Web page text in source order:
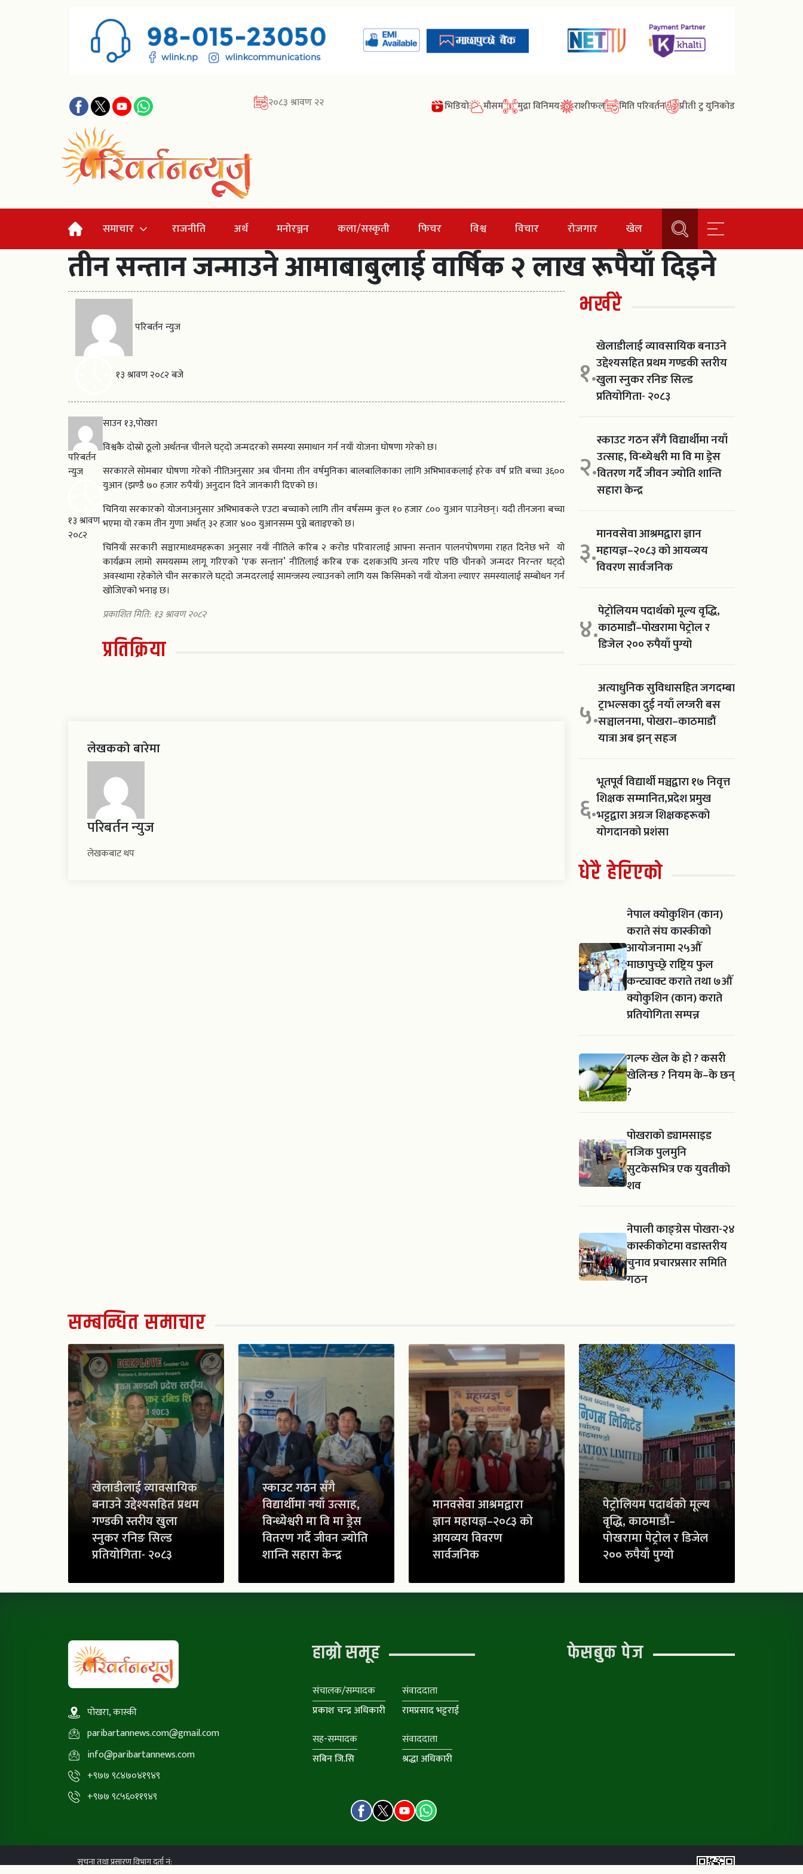
२०८३ श्रावण २२ भिडियो मौसम मुद्रा विनिमय राशीफल मिति परिवर्तन प्रीती टु युनिकोड
समाचार राजनीति अर्थ मनोरञ्जन कला/सस्कृती फिचर विश्व विचार रोजगार खेल
तीन सन्तान जन्माउने आमाबाबुलाई वार्षिक २ लाख रूपैयाँ दिइने
परिबर्तन न्युज
१३ श्रावण २०८२ बजे
परिबर्तन
न्युज
१३ श्रावण
२०८२
साउन १३,पोखरा
विश्वकै दोस्रो ठूलो अर्थतन्त्र चीनले घट्दो जन्मदरको समस्या समाधान गर्न नयाँ योजना घोषणा गरेको छ।
सरकारले सोमबार घोषणा गरेको नीतिअनुसार अब चीनमा तीन वर्षमुनिका बालबालिकाका लागि अभिभावकलाई हरेक वर्ष प्रति बच्चा ३६००
युआन (झण्डै ७० हजार रुपैयाँ) अनुदान दिने जानकारी दिएको छ।
चिनिया सरकारको योजनाअनुसार अभिभावकले एउटा बच्चाको लागि तीन वर्षसम्म कुल १० हजार ८०० युआन पाउनेछन्। यदी तीनजना बच्चा
भएमा यो रकम तीन गुणा अर्थात् ३२ हजार ४०० युआनसम्म पुग्ने बताइएको छ।
चिनियाँ सरकारी सञ्चारमाध्यमहरूका अनुसार नयाँ नीतिले करिब २ करोड परिवारलाई आफ्ना सन्तान पालनपोषणमा राहत दिनेछ भने यो
कार्यक्रम लामो समयसम्म लागू गरिएको ‘एक सन्तान’ नीतिलाई करिब एक दशकअघि अन्त्य गरिए पछि चीनको जन्मदर निरन्तर घट्दो
अवस्थामा रहेकोले चीन सरकारले घट्दो जन्मदरलाई सामन्जस्य ल्याउनको लागि यस किसिमको नयाँ योजना ल्याएर समस्यालाई सम्बोधन गर्न
खोजिएको भनाइ छ।
प्रकाशित मिति: १३ श्रावण २०८२
प्रतिक्रिया
लेखकको बारेमा
परिबर्तन न्युज
लेखकबाट थप
भर्खरै
१.
खेलाडीलाई व्यावसायिक बनाउने
उद्देश्यसहित प्रथम गण्डकी स्तरीय
खुला स्नुकर रनिङ सिल्ड
प्रतियोगिता- २०८३
२.
स्काउट गठन सँगै विद्यार्थीमा नयाँ
उत्साह, विन्ध्येश्वरी मा वि मा ड्रेस
वितरण गर्दै जीवन ज्योति शान्ति
सहारा केन्द्र
३.मानवसेवा आश्रमद्वारा ज्ञान
महायज्ञ–२०८३ को आयव्यय
विवरण सार्वजनिक
४.पेट्रोलियम पदार्थको मूल्य वृद्धि,
काठमाडौं–पोखरामा पेट्रोल र
डिजेल २०० रुपैयाँ पुग्यो
५.
अत्याधुनिक सुविधासहित जगदम्बा
ट्राभल्सका दुई नयाँ लग्जरी बस
सञ्चालनमा, पोखरा–काठमाडौं
यात्रा अब झन् सहज
६.
भूतपूर्व विद्यार्थी मञ्चद्वारा १७ निवृत्त
शिक्षक सम्मानित,प्रदेश प्रमुख
भट्टद्वारा अग्रज शिक्षकहरूको
योगदानको प्रशंसा
धेरै हेरिएको
नेपाल क्योकुशिन (कान)
कराते संघ कास्कीको
आयोजनामा २५औँ
माछापुच्छ्रे राष्ट्रिय फुल
कन्ट्याक्ट कराते तथा ७औँ
क्योकुशिन (कान) कराते
प्रतियोगिता सम्पन्न
गल्फ खेल के हो ? कसरी
खेलिन्छ ? नियम के–के छन्
?
पोखराको ड्यामसाइड
नजिक पुलमुनि
सुटकेसभित्र एक युवतीको
शव
नेपाली काङ्ग्रेस पोखरा-२४
कास्कीकोटमा वडास्तरीय
चुनाव प्रचारप्रसार समिति
गठन
सम्बन्धित समाचार
खेलाडीलाई व्यावसायिक
बनाउने उद्देश्यसहित प्रथम
गण्डकी स्तरीय खुला
स्नुकर रनिङ सिल्ड
प्रतियोगिता- २०८३
स्काउट गठन सँगै
विद्यार्थीमा नयाँ उत्साह,
विन्ध्येश्वरी मा वि मा ड्रेस
वितरण गर्दै जीवन ज्योति
शान्ति सहारा केन्द्र
मानवसेवा आश्रमद्वारा
ज्ञान महायज्ञ–२०८३ को
आयव्यय विवरण
सार्वजनिक
पेट्रोलियम पदार्थको मूल्य
वृद्धि, काठमाडौं–
पोखरामा पेट्रोल र डिजेल
२०० रुपैयाँ पुग्यो
पोखरा, कास्की
paribartannews.com@gmail.com
info@paribartannews.com
+९७७ ९८४७०४१९४९
+९७७ ९८५६०११९४९
हाम्रो समूह
संचालक/सम्पादक
प्रकाश चन्द्र अधिकारी
संवाददाता
रामप्रसाद भट्टराई
सह-सम्पादक
सबिन जि.सि
संवाददाता
श्रद्धा अधिकारी
फेसबुक पेज
सूचना तथा प्रसारण विभाग दर्ता नं: